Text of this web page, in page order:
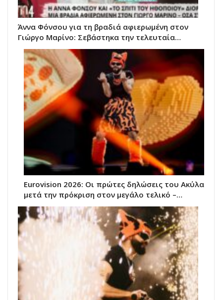
Άννα Φόνσου για τη βραδιά αφιερωμένη στον
Γιώργο Μαρίνο: Σεβάστηκα την τελευταία…
Eurovision 2026: Οι πρώτες δηλώσεις του Ακύλα
μετά την πρόκριση στον μεγάλο τελικό –…